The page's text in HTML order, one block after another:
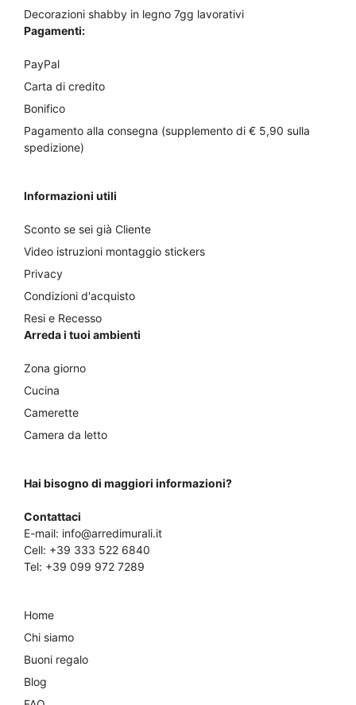
Decorazioni shabby in legno 7gg lavorativi
Pagamenti:
PayPal
Carta di credito
Bonifico
Pagamento alla consegna (supplemento di € 5,90 sulla
spedizione)
Informazioni utili
Sconto se sei già Cliente
Video istruzioni montaggio stickers
Privacy
Condizioni d'acquisto
Resi e Recesso
Arreda i tuoi ambienti
Zona giorno
Cucina
Camerette
Camera da letto
Hai bisogno di maggiori informazioni?
Contattaci
E-mail: info@arredimurali.it
Cell: +39 333 522 6840
Tel: +39 099 972 7289
Home
Chi siamo
Buoni regalo
Blog